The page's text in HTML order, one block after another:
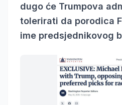
dugo će Trumpova
tolerirati da porodica
ime predsjednikovog